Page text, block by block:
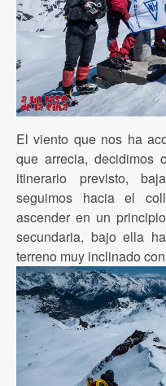
El viento que nos ha
que arrecia, decidimos
itinerario previsto,
seguimos hacia el
ascender en un
secundaria, bajo ella
terreno muy inclinado